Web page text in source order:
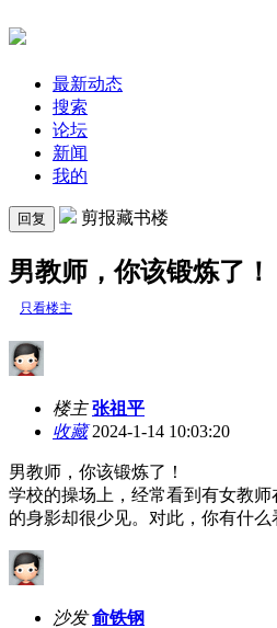
最新动态
搜索
论坛
新闻
我的
回复 剪报藏书楼
男教师，你该锻炼了！
只看楼主
楼主 张祖平
收藏2024-1-14 10:03:20
男教师，你该锻炼了！
学校的操场上，经常看到有女教
的身影却很少见。对此，你有什么
沙发 俞铁钢